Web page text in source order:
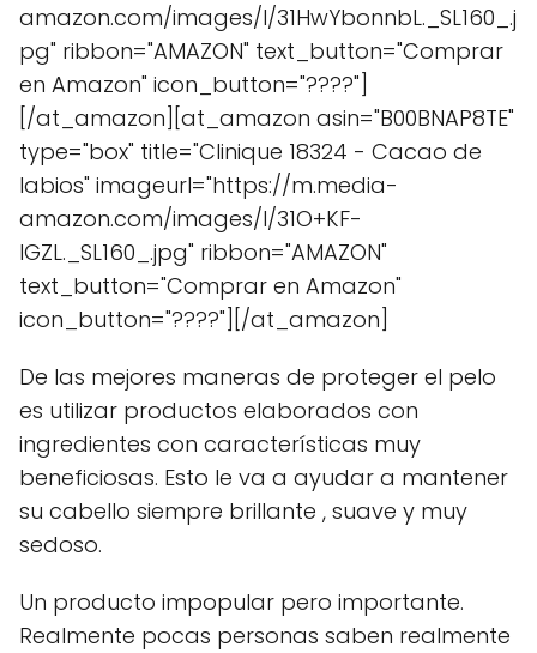
amazon.com/images/I/31HwYbonnbL._SL160_.j
pg" ribbon="AMAZON" text_button="Comprar
en Amazon" icon_button="????"]
[/at_amazon][at_amazon asin="B00BNAP8TE"
type="box" title="Clinique 18324 - Cacao de
labios" imageurl="https://m.media-
amazon.com/images/I/31O+KF-
IGZL._SL160_.jpg" ribbon="AMAZON"
text_button="Comprar en Amazon"
icon_button="????"][/at_amazon]
De las mejores maneras de proteger el pelo
es utilizar productos elaborados con
ingredientes con características muy
beneficiosas. Esto le va a ayudar a mantener
su cabello siempre brillante , suave y muy
sedoso.
Un producto impopular pero importante.
Realmente pocas personas saben realmente